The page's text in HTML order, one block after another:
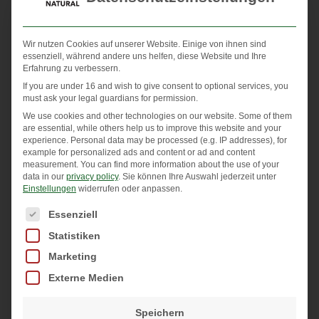
Eine Belastung durch 5-6 Pestizide am unteren Rand
der Nachweisbarkeit nehmen wir in Kauf. Jedoch waren
keine Rohstoffe mit diesen Voraussetzungen am Markt
zu finden. Dies ist auch der Grund, warum wir von
Mount Natural so lange kein OPC produziert haben.
Lieber verzichten wir ganz, als die Gesundheit unserer
Kunden und unsere eigene zu gefährden.
Auf die Methode kommt es an
Ein gutes OPC-Produkt zeichnet sich durch seinen
hohen OPC-Gehalt aus. Herstellerangaben sind oft
falsch und entsprechen nicht dem tatsächlichen OPC-
Gehalt in den Produkten. Doch was heißt das genau?
OPC, oder auch oligomere Procyanidine, sind eine
Wir nutzen Cookies auf unserer Website. Einige von ihnen sind
essenziell, während andere uns helfen, diese Website und Ihre
Erfahrung zu verbessern.
If you are under 16 and wish to give consent to optional services, you
must ask your legal guardians for permission.
We use cookies and other technologies on our website. Some of them
are essential, while others help us to improve this website and your
experience. Personal data may be processed (e.g. IP addresses), for
example for personalized ads and content or ad and content
measurement. You can find more information about the use of your
data in our privacy policy. Sie können Ihre Auswahl jederzeit unter
Einstellungen widerrufen oder anpassen.
Es folgt eine Liste der Service-Gruppen, für die eine
Essenziell
Statistiken
Marketing
Externe Medien
Speichern